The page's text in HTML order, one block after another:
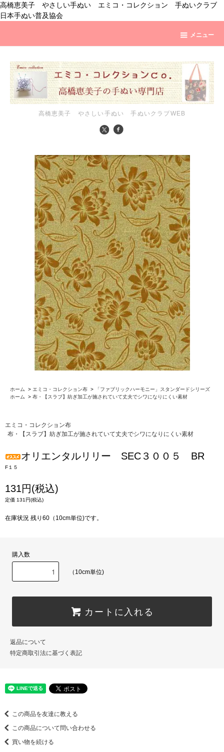
高橋恵美子 やさしい手ぬい エミコ・コレクション 手ぬいクラブ
日本手ぬい普及協会
メニュー
高橋恵美子 やさしい手ぬい 手ぬいクラブWEB
ホーム > エミコ・コレクション布 >
「ファブリックハーモニー」スタンダードシリーズ
ホーム
> 布・【スラブ】紡ぎ加工が施されていて丈夫でシワになりにくい素材
エミコ・コレクション布
布・【スラブ】紡ぎ加工が施されていて丈夫でシワになりにくい素材
オリエンタルリリー SEC３００５ BR
F１５
131円(税込)
定価 131円(税込)
在庫状況 残り60（10cm単位)です。
購入数
（10cm単位)
カートに入れる
返品について
特定商取引法に基づく表記
この商品を友達に教える
この商品について問い合わせる
買い物を続ける